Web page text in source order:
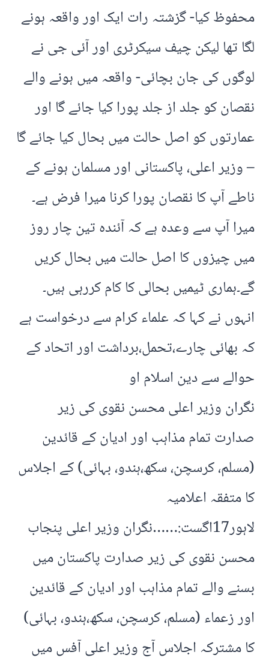
محفوظ کیا- گزشتہ رات ایک اور واقعہ ہونے
لگا تھا لیکن چیف سیکرٹری اور آئی جی نے
لوگوں کی جان بچائی- واقعہ میں ہونے والے
نقصان کو جلد از جلد پورا کیا جائے گا اور
عمارتوں کو اصل حالت میں بحال کیا جائے گا
– وزیر اعلی، پاکستانی اور مسلمان ہونے کے
ناطے آپ کا نقصان پورا کرنا میرا فرض ہے۔
میرا آپ سے وعدہ ہے کہ آئندہ تین چار روز
میں چیزوں کا اصل حالت میں بحال کریں
گے۔ہماری ٹیمیں بحالی کا کام کررہی ہیں۔
انہوں نے کہا کہ علماء کرام سے درخواست ہے
کہ بھائی چارے،تحمل،برداشت اور اتحاد کے
حوالے سے دین اسلام او
نگران وزیر اعلی محسن نقوی کی زیر
صدارت تمام مذاہب اور ادیان کے قائدین
(مسلم، کرسچن، سکھ،ہندو، بہائی) کے اجلاس
کا متفقہ اعلامیہ
لاہور17اگست:……نگران وزیر اعلی پنجاب
محسن نقوی کی زیر صدارت پاکستان میں
بسنے والے تمام مذاہب اور ادیان کے قائدین
اور زعماء (مسلم، کرسچن، سکھ،ہندو، بہائی)
کا مشترکہ اجلاس آج وزیر اعلی آفس میں